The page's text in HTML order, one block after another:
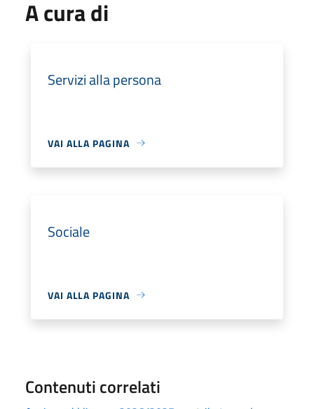
A cura di
Servizi alla persona
VAI ALLA PAGINA
Sociale
VAI ALLA PAGINA
Contenuti correlati